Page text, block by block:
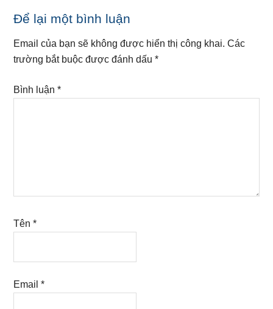
Reader
Interactions
Để lại một bình luận
Email của bạn sẽ không được hiển thị công khai. Các
trường bắt buộc được đánh dấu*
Bình luận*
Tên*
Email*